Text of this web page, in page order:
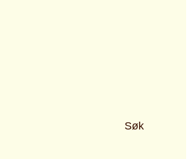
Søk